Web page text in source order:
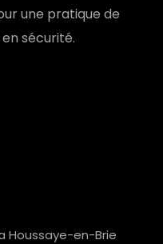
une pratique de
sécurité.
Houssaye-en-Brie